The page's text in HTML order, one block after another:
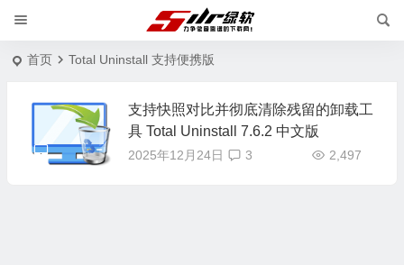
首页 Total Uninstall 支持便携版
支持快照对比并彻底清除残留的卸载工
具 Total Uninstall 7.6.2 中文版
2025年12月24日 2,497
3